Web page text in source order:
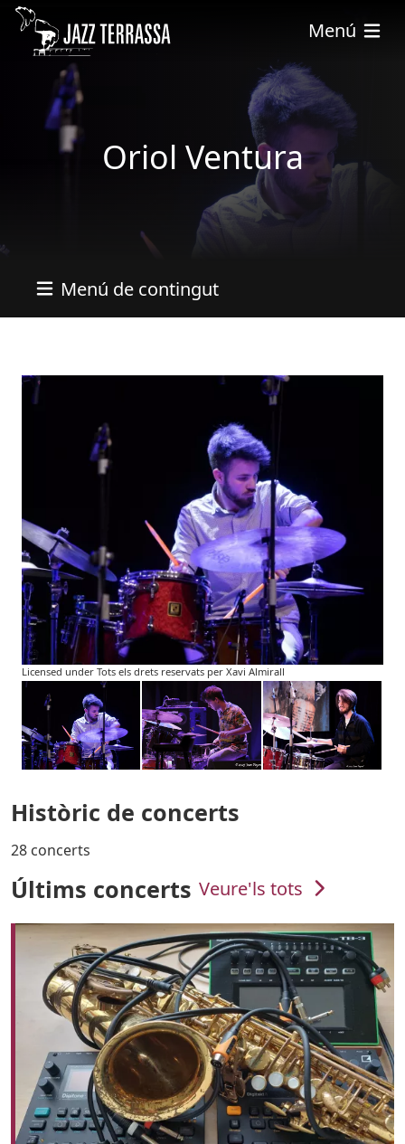
Vés al contingut
Menú
Oriol Ventura
Menú de contingut
Imatges
Image
Licensed under Tots els drets reservats per Xavi Almirall
Històric de concerts
28 concerts
Últims concerts Veure'ls tots